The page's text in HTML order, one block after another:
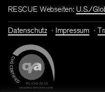
RESCUE Webseiten: U.S./
Datenschutz Impressum